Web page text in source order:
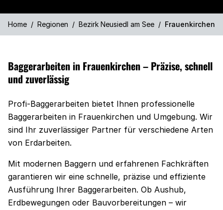
Home / Regionen / Bezirk Neusiedl am See / Frauenkirchen
Baggerarbeiten in Frauenkirchen – Präzise, schnell
und zuverlässig
Profi-Baggerarbeiten bietet Ihnen professionelle
Baggerarbeiten in Frauenkirchen und Umgebung. Wir
sind Ihr zuverlässiger Partner für verschiedene Arten
von Erdarbeiten.
Mit modernen Baggern und erfahrenen Fachkräften
garantieren wir eine schnelle, präzise und effiziente
Ausführung Ihrer Baggerarbeiten. Ob Aushub,
Erdbewegungen oder Bauvorbereitungen – wir